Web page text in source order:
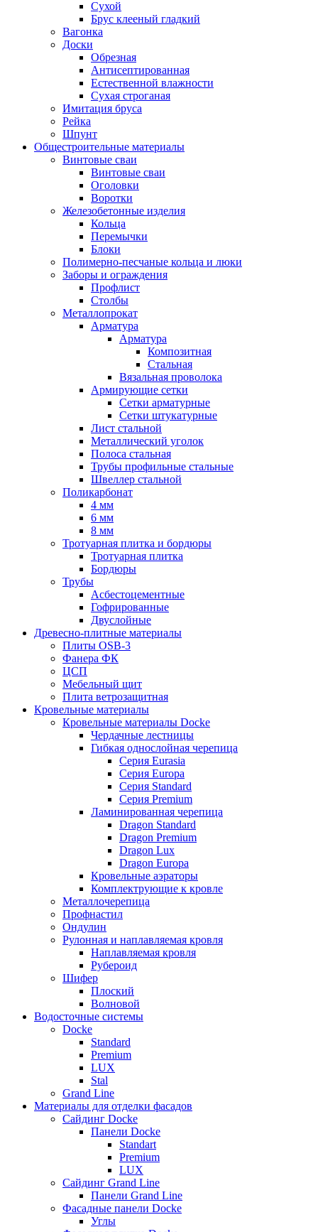
Сухой
Брус клееный гладкий
Вагонка
Доски
Обрезная
Антисептированная
Естественной влажности
Сухая строганая
Имитация бруса
Рейка
Шпунт
Общестроительные материалы
Винтовые сваи
Винтовые сваи
Оголовки
Воротки
Железобетонные изделия
Кольца
Перемычки
Блоки
Полимерно-песчаные кольца и люки
Заборы и ограждения
Профлист
Столбы
Металлопрокат
Арматура
Арматура
Композитная
Стальная
Вязальная проволока
Армирующие сетки
Сетки арматурные
Сетки штукатурные
Лист стальной
Металлический уголок
Полоса стальная
Трубы профильные стальные
Швеллер стальной
Поликарбонат
4 мм
6 мм
8 мм
Тротуарная плитка и бордюры
Тротуарная плитка
Бордюры
Трубы
Асбестоцементные
Гофрированные
Двуслойные
Древесно-плитные материалы
Плиты OSB-3
Фанера ФК
ЦСП
Мебельный щит
Плита ветрозащитная
Кровельные материалы
Кровельные материалы Docke
Чердачные лестницы
Гибкая однослойная черепица
Серия Eurasia
Серия Europa
Серия Standard
Серия Premium
Ламинированная черепица
Dragon Standard
Dragon Premium
Dragon Lux
Dragon Europa
Кровельные аэраторы
Комплектрующие к кровле
Металлочерепица
Профнастил
Ондулин
Рулонная и наплавляемая кровля
Наплавляемая кровля
Рубероид
Шифер
Плоский
Волновой
Водосточные системы
Docke
Standard
Premium
LUX
Stal
Grand Line
Материалы для отделки фасадов
Сайдинг Docke
Панели Docke
Standart
Premium
LUX
Сайдинг Grand Line
Панели Grand Line
Фасадные панели Docke
Углы